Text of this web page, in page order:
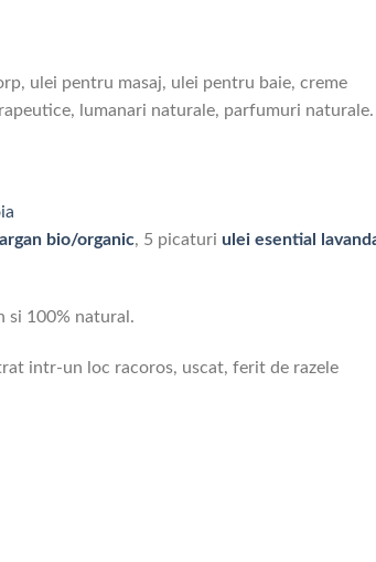
ulei pentru masaj, ulei pentru baie, creme
lumanari naturale, parfumuri naturale.
bio/organic, 5 picaturi ulei esential
si 100% natural.
intr-un loc racoros, uscat, ferit de razele